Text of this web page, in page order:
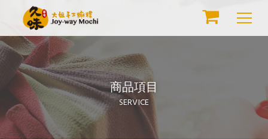
商品項目
SERVICE